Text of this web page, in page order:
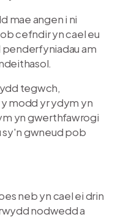
mae angen i ni
cefndir yn cael eu
am
tegwch,
modd yr ydym yn
yn gwerthfawrogi
sy'n gwneud pob
neb yn cael ei drin
nodwedd a